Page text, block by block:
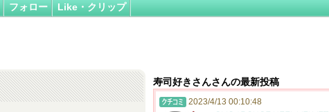
フォロー Like・クリップ
寿司好きさんさんの最新投稿
2023/4/13 00:10:48